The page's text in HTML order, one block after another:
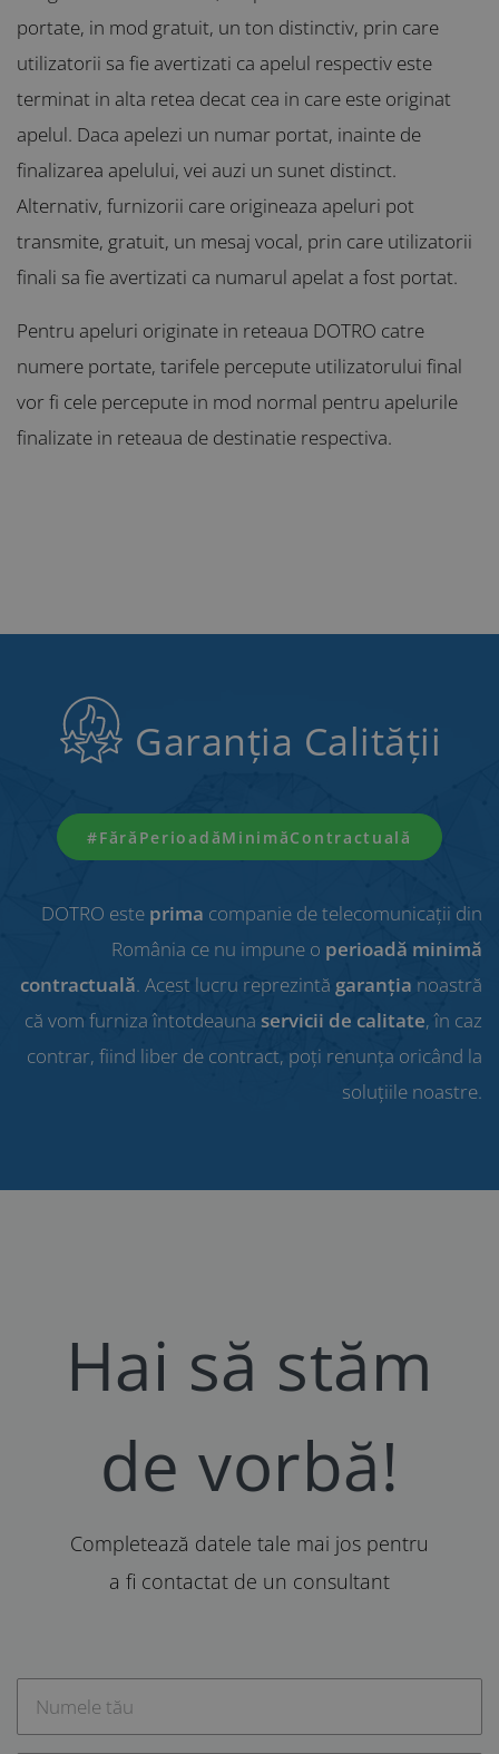
portate, in mod gratuit, un ton distinctiv, prin care
utilizatorii sa fie avertizati ca apelul respectiv este
terminat in alta retea decat cea in care este originat
apelul. Daca apelezi un numar portat, inainte de
finalizarea apelului, vei auzi un sunet distinct.
Alternativ, furnizorii care origineaza apeluri pot
transmite, gratuit, un mesaj vocal, prin care utilizatorii
finali sa fie avertizati ca numarul apelat a fost portat.
Pentru apeluri originate in reteaua DOTRO catre
numere portate, tarifele percepute utilizatorului final
vor fi cele percepute in mod normal pentru apelurile
finalizate in reteaua de destinatie respectiva.
Garanția Calității
#FărăPerioadăMinimăContractuală
DOTRO este prima companie de telecomunicații din
România ce nu impune o perioadă minimă
contractuală. Acest lucru reprezintă garanția noastră
că vom furniza întotdeauna servicii de calitate, în caz
contrar, fiind liber de contract, poți renunța oricând la
soluțiile noastre.
Hai să stăm
de vorbă!
Completează datele tale mai jos pentru
a fi contactat de un consultant